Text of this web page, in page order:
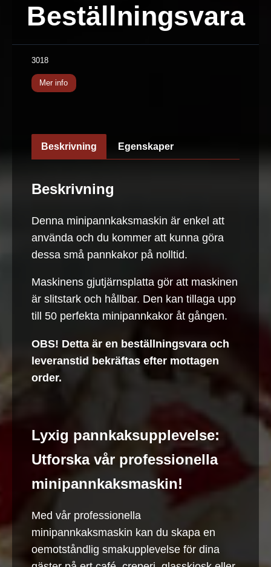
Beställningsvara
3018
Mer info
Beskrivning Egenskaper
Beskrivning
Denna minipannkaksmaskin är enkel att
använda och du kommer att kunna göra
dessa små pannkakor på nolltid.
Maskinens gjutjärnsplatta gör att maskinen
är slitstark och hållbar. Den kan tillaga upp
till 50 perfekta minipannkakor åt gången.
OBS! Detta är en beställningsvara och
leveranstid bekräftas efter mottagen
order.
Lyxig pannkaksupplevelse:
Utforska vår professionella
minipannkaksmaskin!
Med vår professionella
minipannkaksmaskin kan du skapa en
oemotståndlig smakupplevelse för dina